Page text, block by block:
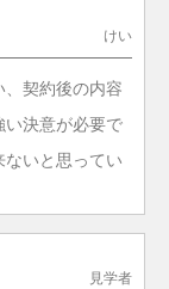
けい
契約後の内容
い決意が必要で
いと思ってい
見学者